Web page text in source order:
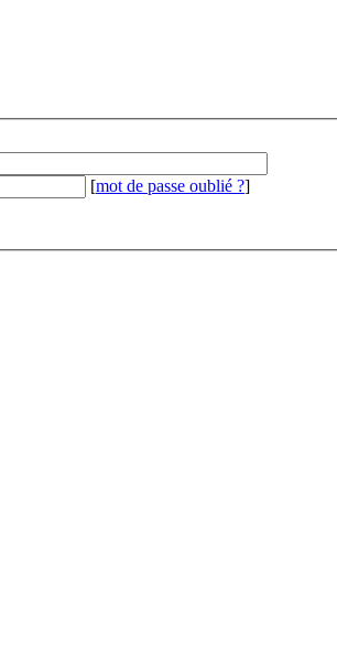
[mot de passe oublié ?]